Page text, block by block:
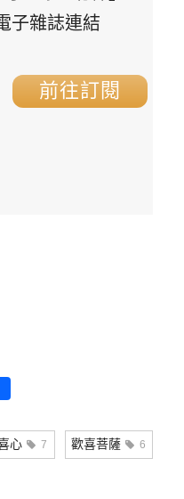
子雜誌連結
前往訂閱
心 7 歡喜菩薩 6